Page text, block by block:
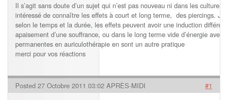
Il s’agit sans doute d’un sujet qui n’est pas nouveau ni dans les
intéressé de connaître les effets à court et long terme, des piercings.
selon le temps et la durée, les effets peuvent avoir une induction
apaisement d’une souffrance, ou dans le long terme vide d’énergie
permanentes en auriculothérapie en sont un autre pratique
merci pour vos réactions
Posted 27 Octobre 2011 03:02 APRÈS-MIDI #1